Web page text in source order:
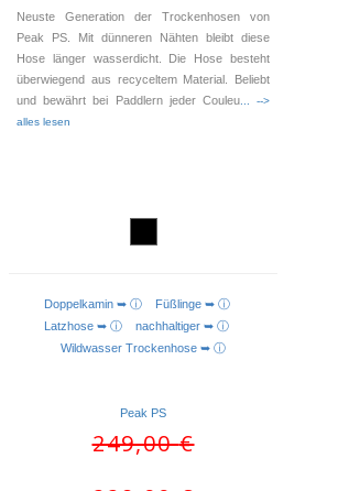
Neuste Generation der Trockenhosen von
Peak PS. Mit dünneren Nähten bleibt diese
Hose länger wasserdicht. Die Hose besteht
überwiegend aus recyceltem Material. Beliebt
und bewährt bei Paddlern jeder Couleu... -->
alles lesen
AUSFÜHRUNG WÄHLEN
Doppelkamin ➥ ⓘ
Füßlinge ➥ ⓘ
Latzhose ➥ ⓘ nachhaltiger ➥ ⓘ
Wildwasser Trockenhose ➥ ⓘ
Peak PS
249,00€